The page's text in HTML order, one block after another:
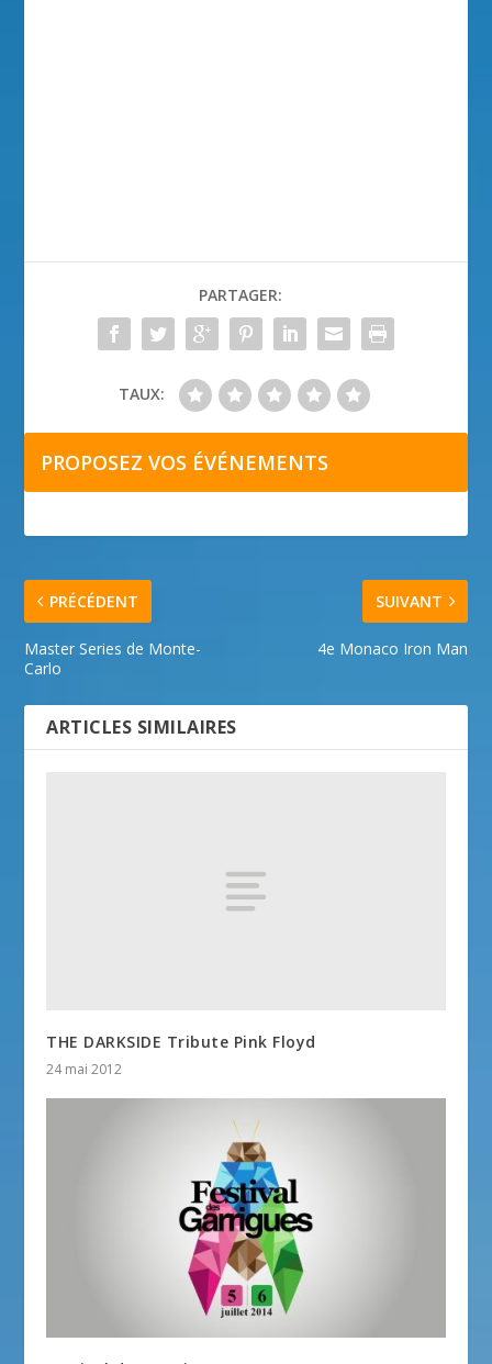
PARTAGER:
TAUX:
PROPOSEZ VOS ÉVÉNEMENTS
PRÉCÉDENT
Master Series de Monte-
Carlo
SUIVANT
4e Monaco Iron Man
ARTICLES SIMILAIRES
THE DARKSIDE Tribute Pink Floyd
24 mai 2012